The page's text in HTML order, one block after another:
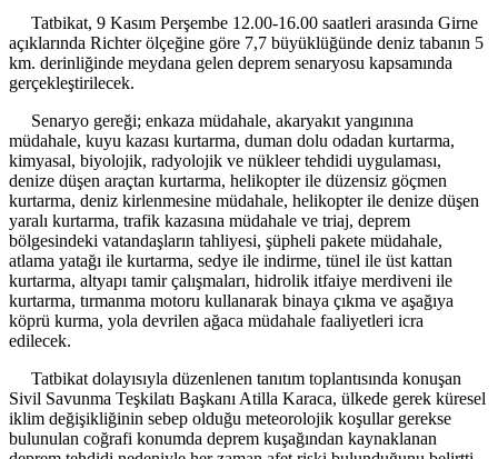
Tatbikat, 9 Kasım Perşembe 12.00-16.00 saatleri arasında Girne
açıklarında Richter ölçeğine göre 7,7 büyüklüğünde deniz tabanın 5
km. derinliğinde meydana gelen deprem senaryosu kapsamında
gerçekleştirilecek.
Senaryo gereği; enkaza müdahale, akaryakıt yangınına
müdahale, kuyu kazası kurtarma, duman dolu odadan kurtarma,
kimyasal, biyolojik, radyolojik ve nükleer tehdidi uygulaması,
denize düşen araçtan kurtarma, helikopter ile düzensiz göçmen
kurtarma, deniz kirlenmesine müdahale, helikopter ile denize düşen
yaralı kurtarma, trafik kazasına müdahale ve triaj, deprem
bölgesindeki vatandaşların tahliyesi, şüpheli pakete müdahale,
atlama yatağı ile kurtarma, sedye ile indirme, tünel ile üst kattan
kurtarma, altyapı tamir çalışmaları, hidrolik itfaiye merdiveni ile
kurtarma, tırmanma motoru kullanarak binaya çıkma ve aşağıya
köprü kurma, yola devrilen ağaca müdahale faaliyetleri icra
edilecek.
Tatbikat dolayısıyla düzenlenen tanıtım toplantısında konuşan
Sivil Savunma Teşkilatı Başkanı Atilla Karaca, ülkede gerek küresel
iklim değişikliğinin sebep olduğu meteorolojik koşullar gerekse
bulunulan coğrafi konumda deprem kuşağından kaynaklanan